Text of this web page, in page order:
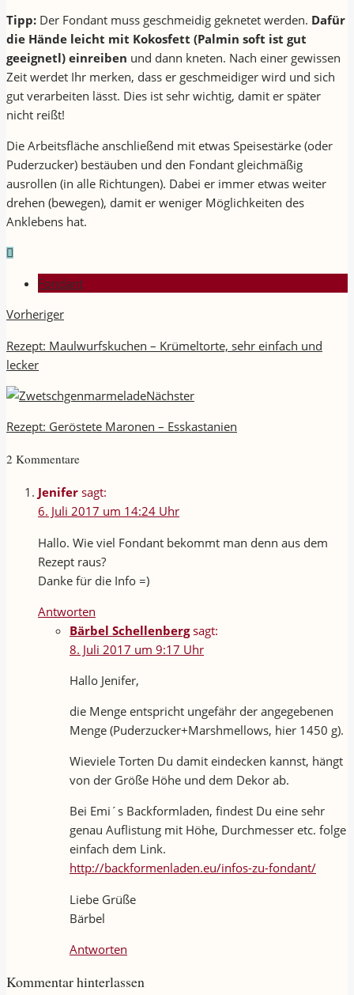
Tipp: Der Fondant muss geschmeidig geknetet werden. Dafür
die Hände leicht mit Kokosfett (Palmin soft ist gut
geeignetl) einreiben und dann kneten. Nach einer gewissen
Zeit werdet Ihr merken, dass er geschmeidiger wird und sich
gut verarbeiten lässt. Dies ist sehr wichtig, damit er später
nicht reißt!
Die Arbeitsfläche anschließend mit etwas Speisestärke (oder
Puderzucker) bestäuben und den Fondant gleichmäßig
ausrollen (in alle Richtungen). Dabei er immer etwas weiter
drehen (bewegen), damit er weniger Möglichkeiten des
Anklebens hat.
Fondant
Vorheriger
Rezept: Maulwurfskuchen – Krümeltorte, sehr einfach und
lecker
Nächster
Rezept: Geröstete Maronen – Esskastanien
2 Kommentare
Jenifer sagt:
6. Juli 2017 um 14:24 Uhr
Hallo. Wie viel Fondant bekommt man denn aus dem
Rezept raus?
Danke für die Info =)
Antworten
Bärbel Schellenberg sagt:
8. Juli 2017 um 9:17 Uhr
Hallo Jenifer,
die Menge entspricht ungefähr der angegebenen
Menge (Puderzucker+Marshmellows, hier 1450 g).
Wieviele Torten Du damit eindecken kannst, hängt
von der Größe Höhe und dem Dekor ab.
Bei Emi´s Backformladen, findest Du eine sehr
genau Auflistung mit Höhe, Durchmesser etc. folge
einfach dem Link.
http://backformenladen.eu/infos-zu-fondant/
Liebe Grüße
Bärbel
Antworten
Kommentar hinterlassen